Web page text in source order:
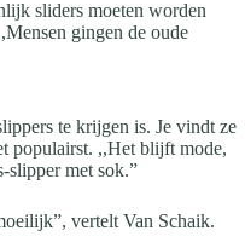
sliders moeten worden
gingen de oude
te krijgen is. Je vindt ze
populairst. ,,Het blijft mode,
slipper met sok.”
vertelt Van Schaik.